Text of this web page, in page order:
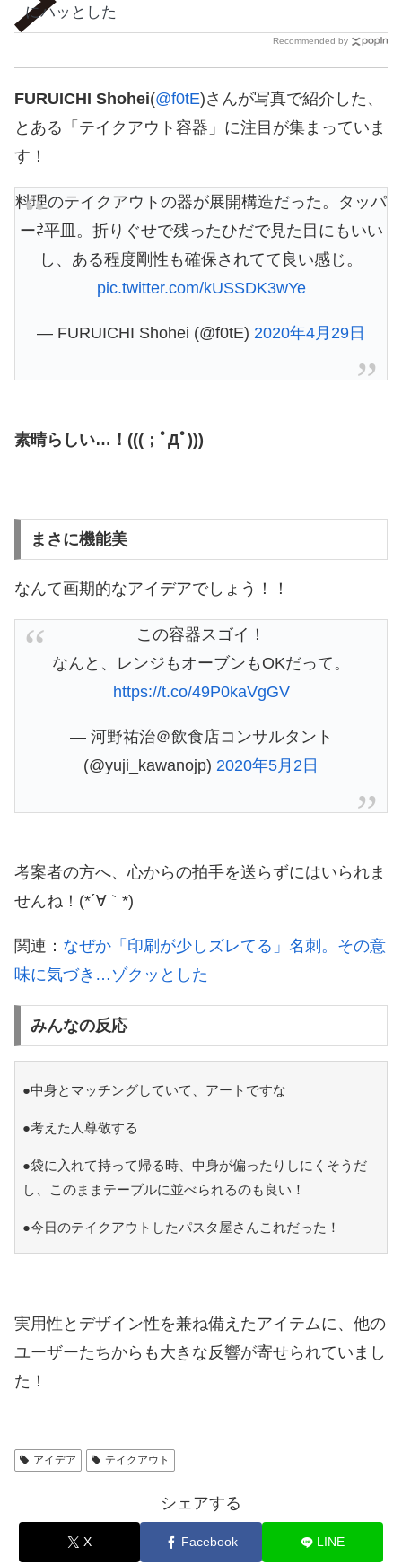
にハッとした
Recommended by
FURUICHI Shohei(@f0tE)さんが写真で紹介した、
とある「テイクアウト容器」に注目が集まっていま
す！
料理のテイクアウトの器が展開構造だった。タッパ
ー⇄平皿。折りぐせで残ったひだで見た目にもいい
し、ある程度剛性も確保されてて良い感じ。
pic.twitter.com/kUSSDK3wYe
— FURUICHI Shohei (@f0tE) 2020年4月29日
素晴らしい…！(((；ﾟДﾟ)))
まさに機能美
なんて画期的なアイデアでしょう！！
この容器スゴイ！
なんと、レンジもオーブンもOKだって。
https://t.co/49P0kaVgGV
— 河野祐治＠飲食店コンサルタント
(@yuji_kawanojp) 2020年5月2日
考案者の方へ、心からの拍手を送らずにはいられま
せんね！(*´∀｀*)
関連： なぜか「印刷が少しズレてる」名刺。その意
味に気づき…ゾクッとした
みんなの反応
●中身とマッチングしていて、アートですな
●考えた人尊敬する
●袋に入れて持って帰る時、中身が偏ったりしにくそうだ
し、このままテーブルに並べられるのも良い！
●今日のテイクアウトしたパスタ屋さんこれだった！
実用性とデザイン性を兼ね備えたアイテムに、他の
ユーザーたちからも大きな反響が寄せられていまし
た！
アイデア テイクアウト
シェアする
X Facebook LINE